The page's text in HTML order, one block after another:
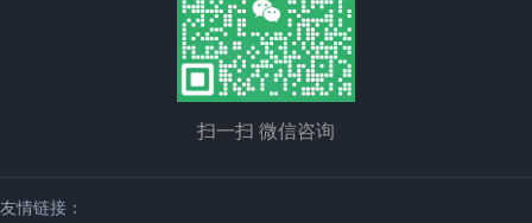
扫一扫 微信咨询
友情链接：